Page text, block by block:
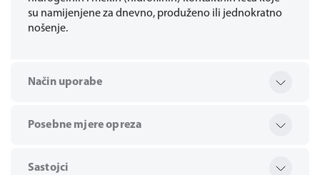
su namijenjene za dnevno, produženo ili jednokratno
nošenje.
Način uporabe
Posebne mjere opreza
Sastojci